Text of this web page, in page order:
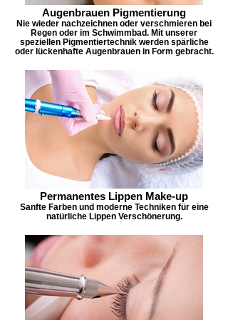
Augenbrauen Pigmentierung
Nie wieder nachzeichnen oder verschmieren bei
Regen oder im Schwimmbad. Mit unserer
speziellen Pigmentiertechnik werden spärliche
oder lückenhafte Augenbrauen in Form gebracht.
Permanentes Lippen Make-up
Sanfte Farben und moderne Techniken für eine
natürliche Lippen Verschönerung.